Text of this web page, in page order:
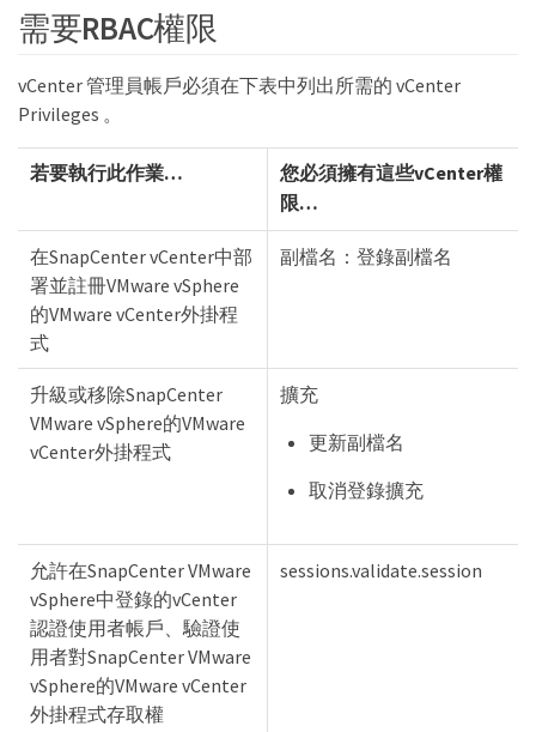
需要RBAC權限
vCenter 管理員帳戶必須在下表中列出所需的 vCenter
Privileges 。
若要執行此作業…
您必須擁有這些vCenter權
限…
在SnapCenter vCenter中部
署並註冊VMware vSphere
的VMware vCenter外掛程
式
副檔名：登錄副檔名
升級或移除SnapCenter
VMware vSphere的VMware
vCenter外掛程式
擴充
更新副檔名
取消登錄擴充
允許在SnapCenter VMware
vSphere中登錄的vCenter
認證使用者帳戶、驗證使
用者對SnapCenter VMware
vSphere的VMware vCenter
外掛程式存取權
sessions.validate.session